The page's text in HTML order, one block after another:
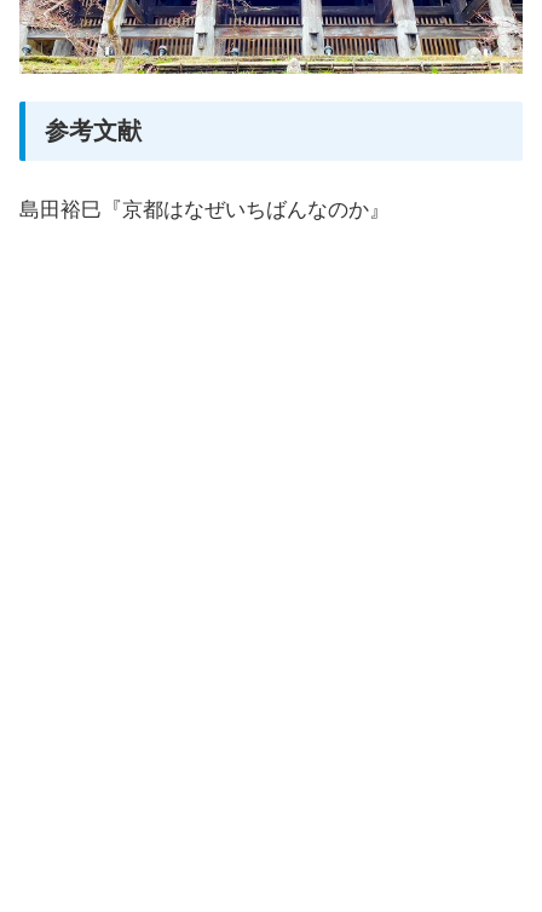
参考文献
島田裕巳『京都はなぜいちばんなのか』